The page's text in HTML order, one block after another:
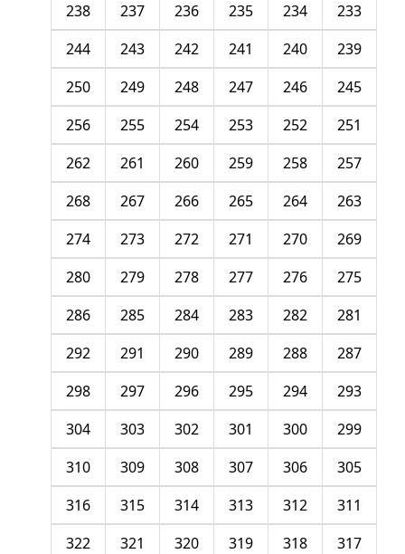
233
234
235
236
237
238
239
240
241
242
243
244
245
246
247
248
249
250
251
252
253
254
255
256
257
258
259
260
261
262
263
264
265
266
267
268
269
270
271
272
273
274
275
276
277
278
279
280
281
282
283
284
285
286
287
288
289
290
291
292
293
294
295
296
297
298
299
300
301
302
303
304
305
306
307
308
309
310
311
312
313
314
315
316
317
318
319
320
321
322